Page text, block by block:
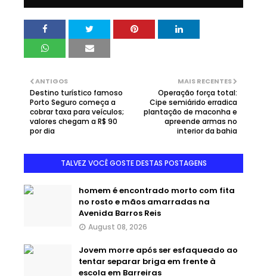
MAIS RECENTES
Operação força total:
Cipe semiárido erradica
plantação de maconha e
apreende armas no
interior da bahia
ANTIGOS
Destino turístico famoso
Porto Seguro começa a
cobrar taxa para veículos;
valores chegam a R$ 90
por dia
TALVEZ VOCÊ GOSTE DESTAS POSTAGENS
homem é encontrado morto com fita
no rosto e mãos amarradas na
Avenida Barros Reis
August 08, 2026
Jovem morre após ser esfaqueado ao
tentar separar briga em frente à
escola em Barreiras